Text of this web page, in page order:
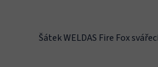
Šátek WELDAS Fire Fox